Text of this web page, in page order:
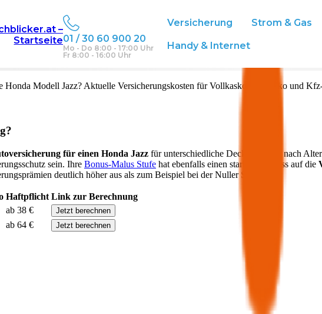
–
Startseite01 / 30 60 900 20
Mo - Do 8:00 - 17:00 Uhr
Fr 8:00 - 16:00 Uhr
Versicherung Strom & Gas
Handy & Internet
Honda Modell Jazz? Aktuelle Versicherungskosten für Vollkasko, Teilkasko und
für einen Honda Jazz für unterschiedliche Deckungen. Je nach
sein. Ihre Bonus-Malus Stufe hat ebenfalls einen starken Einfluss auf die
deutlich höher aus als zum Beispiel bei der Nuller Stufe.
Haftpflicht Link zur Berechnung
ab 38 € Jetzt berechnen
ab 64 € Jetzt berechnen